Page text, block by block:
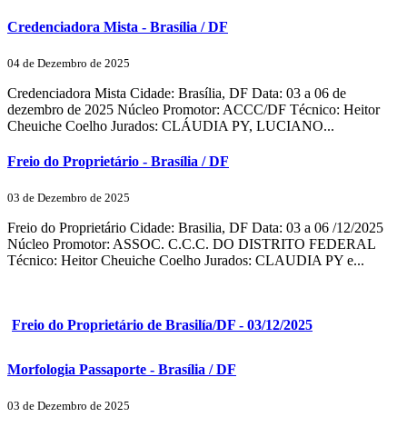
Credenciadora Mista - Brasília / DF
04 de Dezembro de 2025
Credenciadora Mista Cidade: Brasília, DF Data: 03 a 06 de
dezembro de 2025 Núcleo Promotor: ACCC/DF Técnico: Heitor
Cheuiche Coelho Jurados: CLÁUDIA PY, LUCIANO...
Freio do Proprietário - Brasília / DF
03 de Dezembro de 2025
Freio do Proprietário Cidade: Brasilia, DF Data: 03 a 06 /12/2025
Núcleo Promotor: ASSOC. C.C.C. DO DISTRITO FEDERAL
Técnico: Heitor Cheuiche Coelho Jurados: CLAUDIA PY e...
Freio do Proprietário de Brasilía/DF - 03/12/2025
Morfologia Passaporte - Brasília / DF
03 de Dezembro de 2025